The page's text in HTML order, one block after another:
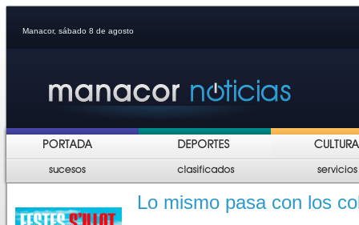
Manacor, sábado 8 de agosto
Lo mismo pasa con los